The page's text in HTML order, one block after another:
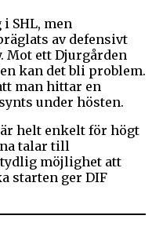
SHL, men
av defensivt
Mot ett Djurgården
kan det bli problem.
man hittar en
under hösten.
helt enkelt för högt
talar till
möjlighet att
starten ger DIF